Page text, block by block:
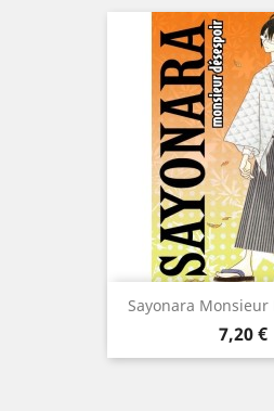
Sayonara Monsieur
Prix
7,20 €